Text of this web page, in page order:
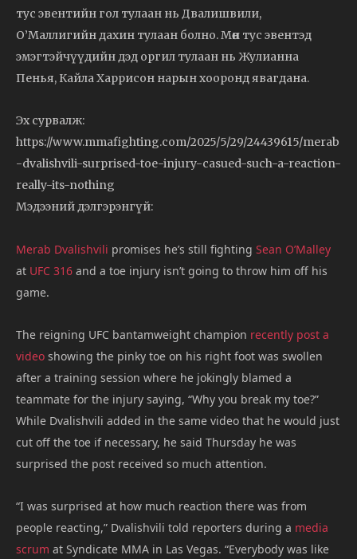
тус эвентийн гол тулаан нь Двалишвили,
О’Маллигийн дахин тулаан болно. Мөн тус эвентэд
эмэгтэйчүүдийн дэд оргил тулаан нь Жулианна
Пенья, Кайла Харрисон нарын хооронд явагдана.
Эх сурвалж:
https://www.mmafighting.com/2025/5/29/24439615/merab
-dvalishvili-surprised-toe-injury-casued-such-a-reaction-
really-its-nothing
Мэдээний дэлгэрэнгүй:
Merab Dvalishvili promises he’s still fighting Sean O’Malley
at UFC 316 and a toe injury isn’t going to throw him off his
game.
The reigning UFC bantamweight champion recently post a
video showing the pinky toe on his right foot was swollen
after a training session where he jokingly blamed a
teammate for the injury saying, “Why you break my toe?”
While Dvalishvili added in the same video that he would just
cut off the toe if necessary, he said Thursday he was
surprised the post received so much attention.
“I was surprised at how much reaction there was from
people reacting,” Dvalishvili told reporters during a media
scrum at Syndicate MMA in Las Vegas. “Everybody was like